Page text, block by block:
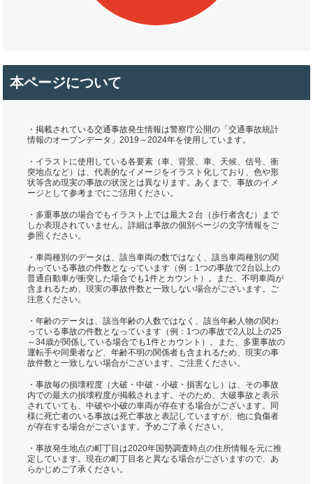
本ページについて
・掲載されている交通事故発生情報は警察庁公開の「交通事故統計
情報のオープンデータ」2019～2024年を使用しています。
・イラストに使用している各要素（車、背景、車、天候、信号、衝
突地点など）は、代表的なイメージをイラスト化しており、色や形
状等含め現実の事故の状況とは異なります。あくまで、事故のイメ
ージとして参考までにご活用ください。
・多重事故の場合でもイラスト上では最大２台（歩行者含む）まで
しか表現されていません。詳細は事故の個別ページの文字情報をご
参照ください。
・車両種別のデータは、該当車両の数ではなく、該当車両種別の関
わっている事故の件数となっています（例：1つの事故で2台以上の
普通自動車が衝突した場合でも1件とカウント）。また、不明車両が
含まれるため、現実の事故件数と一致しない場合がございます。ご
注意ください。
・年齢のデータは、該当年齢の人数ではなく、該当年齢人物の関わ
っている事故の件数となっています（例：1つの事故で2人以上の25
～34歳が関係している場合でも1件とカウント）。また、多重事故の
運転手や同乗者など、年齢不明の関係者も含まれるため、現実の事
故件数と一致しない場合がございます。ご注意ください。
・事故毎の損壊程度（大破・中破・小破・損害なし）は、その事故
内での最大の損壊程度が掲載されます。そのため、大破事故と表示
されていても、中破や小破の車両が存在する場合がございます。同
様に死亡者のいる事故は死亡事故と表記していますが、他に負傷者
が存在する場合がございます。予めご了承ください。
・事故発生地点の町丁目は2020年国勢調査時点の住所情報を元に推
定しています。現在の町丁目名と異なる場合がございますので、あ
らかじめご了承ください。